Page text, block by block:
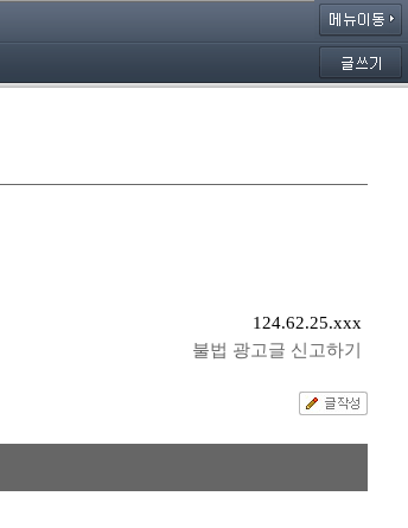
124.62.25.xxx
불법 광고글 신고하기